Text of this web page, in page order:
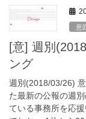
意
[意] 週別
ング
週別(2018/03/26)
た最新の公報の週
ている事務所を応